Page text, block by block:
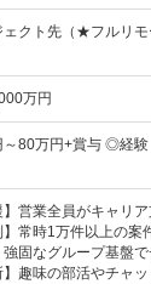
ェクト先（★フルリ
万円
～80万円+賞与 ◎経
】営業全員がキャリア
】常時1万件以上の案
強固なグループ基盤
】趣味の部活やチャ